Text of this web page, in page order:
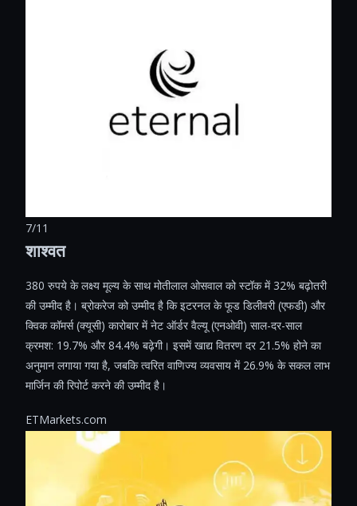
7/11
शाश्वत
380 रुपये के लक्ष्य मूल्य के साथ मोतीलाल ओसवाल को स्टॉक में 32% बढ़ोतरी
की उम्मीद है। ब्रोकरेज को उम्मीद है कि इटरनल के फूड डिलीवरी (एफडी) और
क्विक कॉमर्स (क्यूसी) कारोबार में नेट ऑर्डर वैल्यू (एनओवी) साल-दर-साल
क्रमश: 19.7% और 84.4% बढ़ेगी। इसमें खाद्य वितरण दर 21.5% होने का
अनुमान लगाया गया है, जबकि त्वरित वाणिज्य व्यवसाय में 26.9% के सकल लाभ
मार्जिन की रिपोर्ट करने की उम्मीद है।
ETMarkets.com